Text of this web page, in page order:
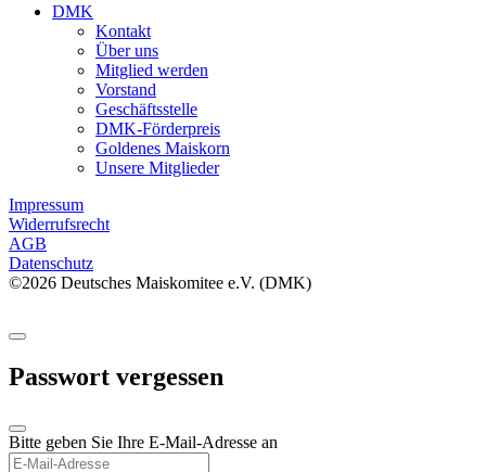
DMK
Kontakt
Über uns
Mitglied werden
Vorstand
Geschäftsstelle
DMK-Förderpreis
Goldenes Maiskorn
Unsere Mitglieder
Impressum
Widerrufsrecht
AGB
Datenschutz
©2026 Deutsches Maiskomitee e.V. (DMK)
Passwort vergessen
Bitte geben Sie Ihre E-Mail-Adresse an